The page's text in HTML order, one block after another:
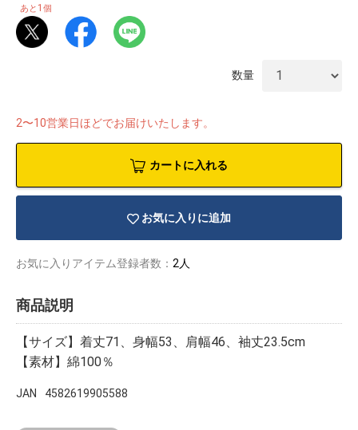
あと 1 個
数量
2〜10営業日ほどでお届けいたします。
カートに入れる
お気に入りに追加
お気に入りアイテム登録者数： 2人
商品説明
【サイズ】着丈71、身幅53、肩幅46、袖丈23.5cm
【素材】綿100％
JAN 4582619905588
イラストレ
ーター